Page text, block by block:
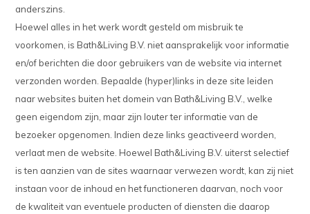
anderszins.
Hoewel alles in het werk wordt gesteld om misbruik te
voorkomen, is Bath&Living B.V. niet aansprakelijk voor informatie
en/of berichten die door gebruikers van de website via internet
verzonden worden. Bepaalde (hyper)links in deze site leiden
naar websites buiten het domein van Bath&Living B.V., welke
geen eigendom zijn, maar zijn louter ter informatie van de
bezoeker opgenomen. Indien deze links geactiveerd worden,
verlaat men de website. Hoewel Bath&Living B.V. uiterst selectief
is ten aanzien van de sites waarnaar verwezen wordt, kan zij niet
instaan voor de inhoud en het functioneren daarvan, noch voor
de kwaliteit van eventuele producten of diensten die daarop